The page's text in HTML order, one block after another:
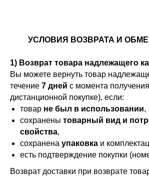
УСЛОВИЯ ВОЗВРАТА И
1) Возврат товара надлежащего
Вы можете вернуть товар
течение 7 дней с момента
дистанционной покупке), если:
товар не был в использовании,
сохранены товарный вид и
свойства,
сохранена упаковка и
есть подтверждение покупки
Возврат доставки при возврате